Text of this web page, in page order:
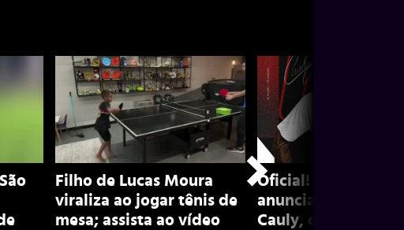
Filho de Lucas Moura
viraliza ao jogar tênis de
mesa; assista ao vídeo
Oficial! São Paulo
anuncia
Cauly, confira